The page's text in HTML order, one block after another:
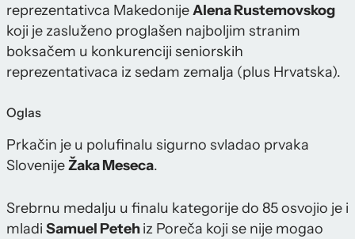
reprezentativca MakedonijeAlena Rustemovskog
koji je zasluženo proglašen najboljim stranim
boksačem u konkurenciji seniorskih
reprezentativaca iz sedam zemalja (plus Hrvatska).
Oglas
Prkačin je u polufinalu sigurno svladao prvaka
SlovenijeŽaka Meseca.
Srebrnu medalju u finalu kategorije do 85 osvojio je i
mladi Samuel Petehiz Poreča koji se nije mogao